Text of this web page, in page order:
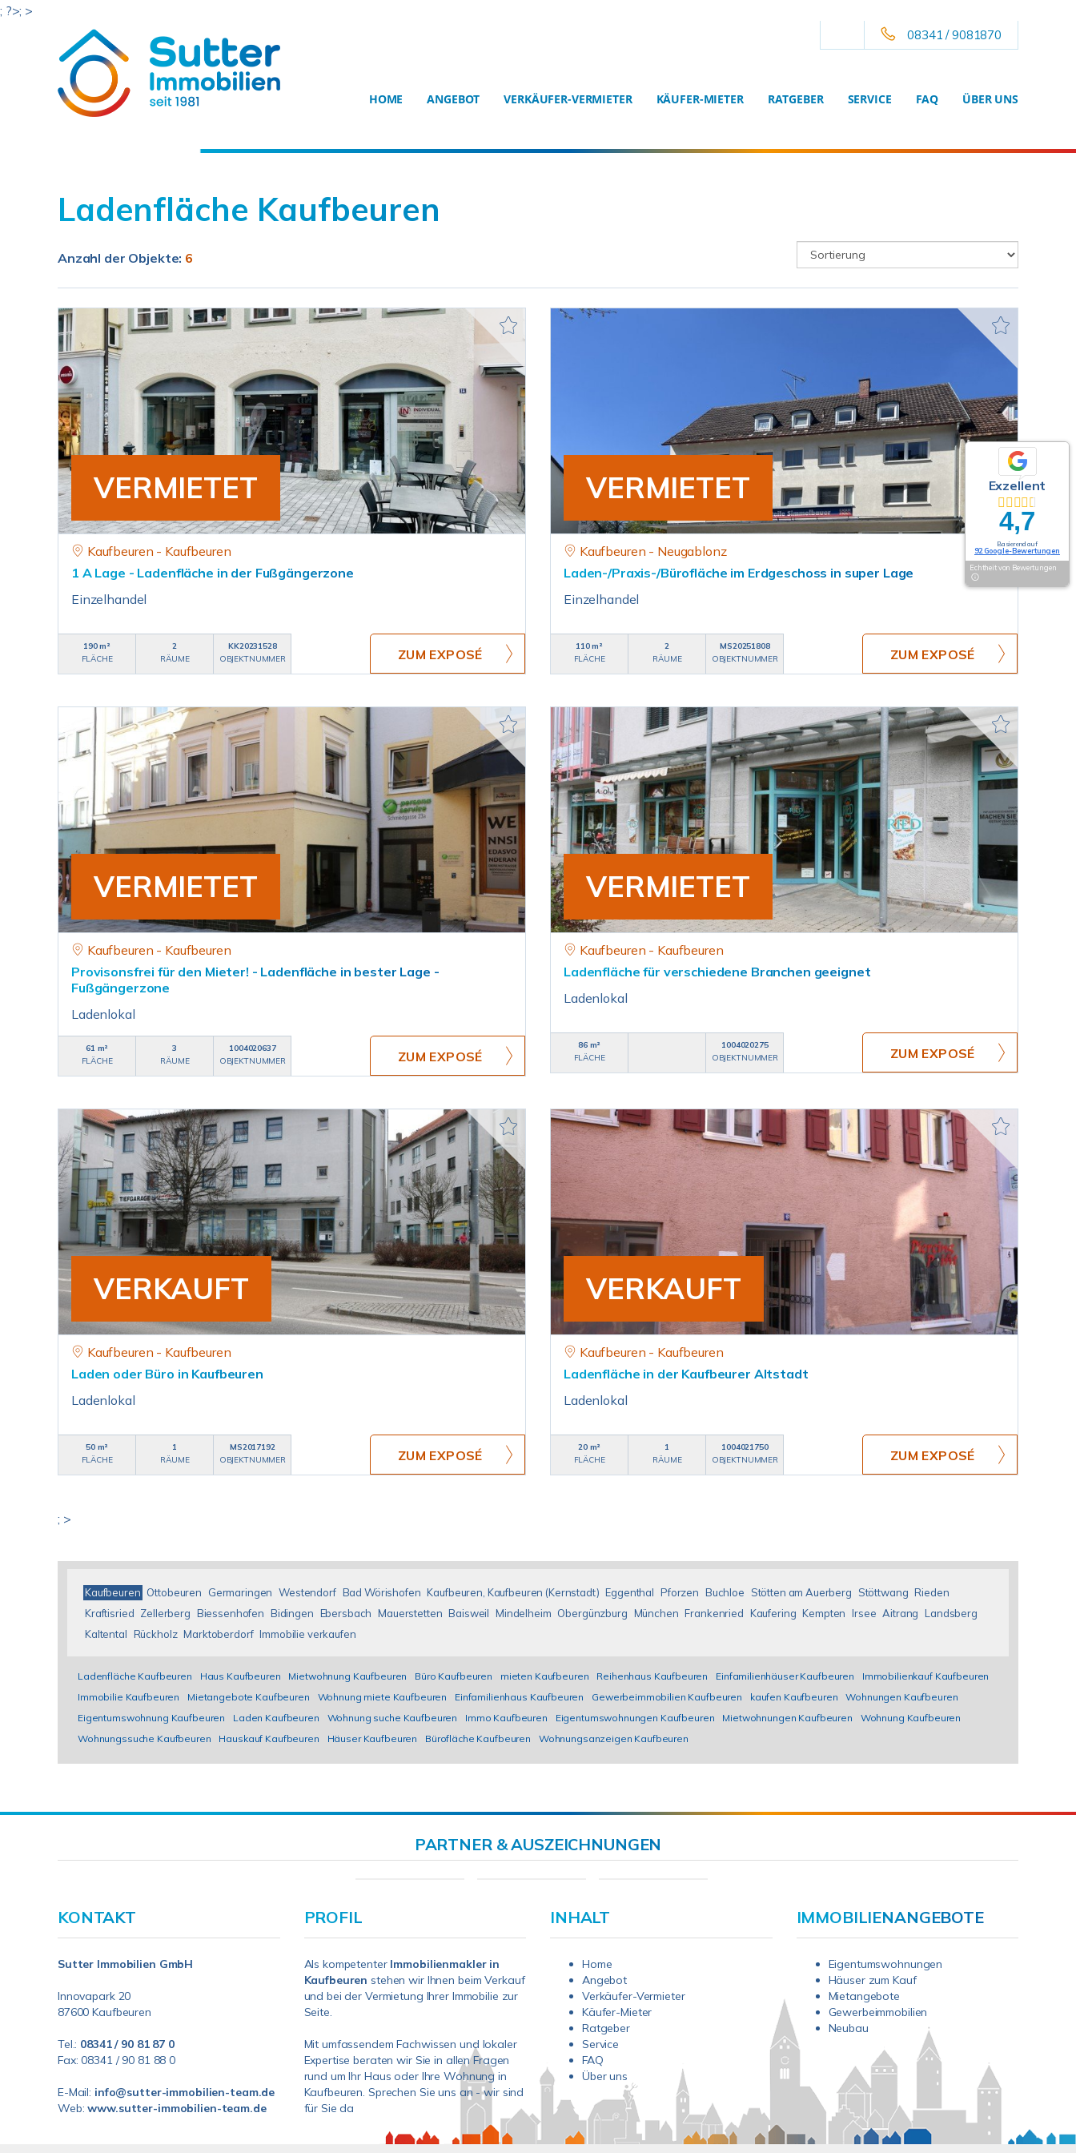
; ?>; >
08341 / 9081870
HOME ANGEBOT VERKÄUFER-VERMIETER KÄUFER-MIETER RATGEBER SERVICE FAQ ÜBER UNS
Ladenfläche Kaufbeuren
Anzahl der Objekte: 6
VERMIETET
Kaufbeuren - Kaufbeuren
1 A Lage - Ladenfläche in der Fußgängerzone
Einzelhandel
190 m²
FLÄCHE
2
RÄUME
KK20231528
OBJEKTNUMMER
ZUM EXPOSÉ
VERMIETET
Kaufbeuren - Neugablonz
Laden-/Praxis-/Bürofläche im Erdgeschoss in super Lage
Einzelhandel
110 m²
FLÄCHE
2
RÄUME
MS20251808
OBJEKTNUMMER
ZUM EXPOSÉ
VERMIETET
Kaufbeuren - Kaufbeuren
Provisonsfrei für den Mieter! - Ladenfläche in bester Lage -
Fußgängerzone
Ladenlokal
61 m²
FLÄCHE
3
RÄUME
1004020637
OBJEKTNUMMER
ZUM EXPOSÉ
VERMIETET
Kaufbeuren - Kaufbeuren
Ladenfläche für verschiedene Branchen geeignet
Ladenlokal
86 m²
FLÄCHE
1004020275
OBJEKTNUMMER
ZUM EXPOSÉ
VERKAUFT
Kaufbeuren - Kaufbeuren
Laden oder Büro in Kaufbeuren
Ladenlokal
50 m²
FLÄCHE
1
RÄUME
MS2017192
OBJEKTNUMMER
ZUM EXPOSÉ
VERKAUFT
Kaufbeuren - Kaufbeuren
Ladenfläche in der Kaufbeurer Altstadt
Ladenlokal
20 m²
FLÄCHE
1
RÄUME
1004021750
OBJEKTNUMMER
ZUM EXPOSÉ
; >
Kaufbeuren Ottobeuren Germaringen Westendorf Bad Wörishofen Kaufbeuren, Kaufbeuren (Kernstadt) Eggenthal Pforzen Buchloe Stötten am Auerberg Stöttwang Rieden
Kraftisried Zellerberg Biessenhofen Bidingen Ebersbach Mauerstetten Baisweil Mindelheim Obergünzburg München Frankenried Kaufering Kempten Irsee Aitrang Landsberg
Kaltental Rückholz Marktoberdorf Immobilie verkaufen
Ladenfläche Kaufbeuren Haus Kaufbeuren Mietwohnung Kaufbeuren Büro Kaufbeuren mieten Kaufbeuren Reihenhaus Kaufbeuren Einfamilienhäuser Kaufbeuren
Immobilienkauf Kaufbeuren
Immobilie Kaufbeuren
Mietangebote Kaufbeuren Wohnung miete Kaufbeuren Einfamilienhaus Kaufbeuren Gewerbeimmobilien Kaufbeuren kaufen Kaufbeuren
Wohnungen Kaufbeuren
Eigentumswohnung Kaufbeuren
Laden Kaufbeuren Wohnung suche Kaufbeuren Immo Kaufbeuren Eigentumswohnungen Kaufbeuren Mietwohnungen Kaufbeuren
Wohnung Kaufbeuren
Wohnungssuche Kaufbeuren
Hauskauf Kaufbeuren Häuser Kaufbeuren Bürofläche Kaufbeuren Wohnungsanzeigen Kaufbeuren
Exzellent
4,7
Basierend auf
92 Google-Bewertungen
Echtheit von Bewertungen
PARTNER & AUSZEICHNUNGEN
KONTAKT
Sutter Immobilien GmbH
Innovapark 20
87600 Kaufbeuren
Tel.: 08341 / 90 81 87 0
Fax: 08341 / 90 81 88 0
E-Mail: info@sutter-immobilien-team.de
Web:www.sutter-immobilien-team.de
PROFIL
Als kompetenter Immobilienmakler in
Kaufbeuren stehen wir Ihnen beim Verkauf
und bei der Vermietung Ihrer Immobilie zur
Seite.
Mit umfassendem Fachwissen und lokaler
Expertise beraten wir Sie in allen Fragen
rund um Ihr Haus oder Ihre Wohnung in
Kaufbeuren. Sprechen Sie uns an - wir sind
für Sie da
INHALT
Home
Angebot
Verkäufer-Vermieter
Käufer-Mieter
Ratgeber
Service
FAQ
Über uns
IMMOBILIENANGEBOTE
Eigentumswohnungen
Häuser zum Kauf
Mietangebote
Gewerbeimmobilien
Neubau